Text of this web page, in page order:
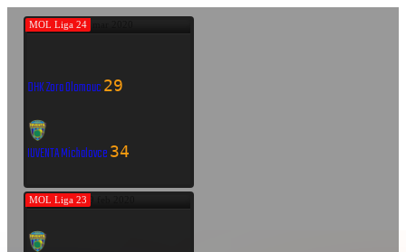
MOL Liga 24
DHK Zora Olomouc29
IUVENTA Michalovce34
7 mar 2020
MOL Liga 2329 feb 2020